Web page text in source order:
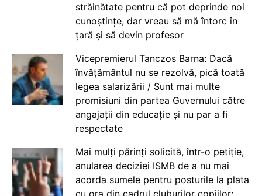
străinătate pentru că pot deprinde noi
cunoștințe, dar vreau să mă întorc în
țară și să devin profesor
Vicepremierul Tanczos Barna: Dacă
învățământul nu se rezolvă, pică toată
legea salarizării / Sunt mai multe
promisiuni din partea Guvernului către
angajații din educație și nu par a fi
respectate
Mai mulți părinți solicită, într-o petiție,
anularea deciziei ISMB de a nu mai
acorda sumele pentru posturile la plata